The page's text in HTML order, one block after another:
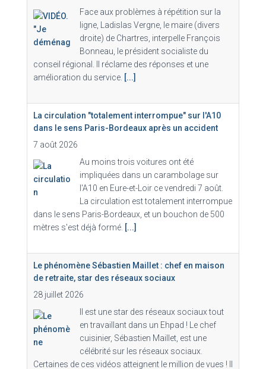
Face aux problèmes à répétition sur la
ligne, Ladislas Vergne, le maire (divers
droite) de Chartres, interpelle François
Bonneau, le président socialiste du
conseil régional. Il réclame des réponses et une
amélioration du service. [...]
La circulation "totalement interrompue" sur l'A10
dans le sens Paris-Bordeaux après un accident
7 août 2026
Au moins trois voitures ont été
impliquées dans un carambolage sur
l'A10 en Eure-et-Loir ce vendredi 7 août.
La circulation est totalement interrompue
dans le sens Paris-Bordeaux, et un bouchon de 500
mètres s'est déjà formé. [...]
Le phénomène Sébastien Maillet : chef en maison
de retraite, star des réseaux sociaux
28 juillet 2026
Il est une star des réseaux sociaux tout
en travaillant dans un Ehpad ! Le chef
cuisinier, Sébastien Maillet, est une
célébrité sur les réseaux sociaux.
Certaines de ces vidéos atteignent le million de vues ! Il